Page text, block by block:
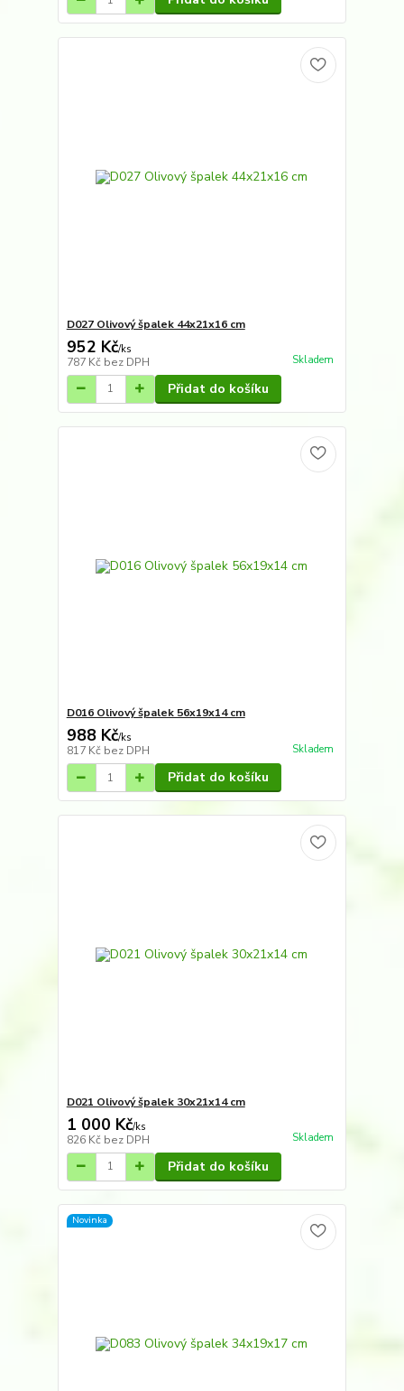
D027 Olivový špalek 44x21x16 cm
952 Kč/ks
787 Kč bez DPH Skladem
Přidat do košíku
D016 Olivový špalek 56x19x14 cm
988 Kč/ks
817 Kč bez DPH Skladem
Přidat do košíku
D021 Olivový špalek 30x21x14 cm
1 000 Kč/ks
826 Kč bez DPH Skladem
Přidat do košíku
Novinka